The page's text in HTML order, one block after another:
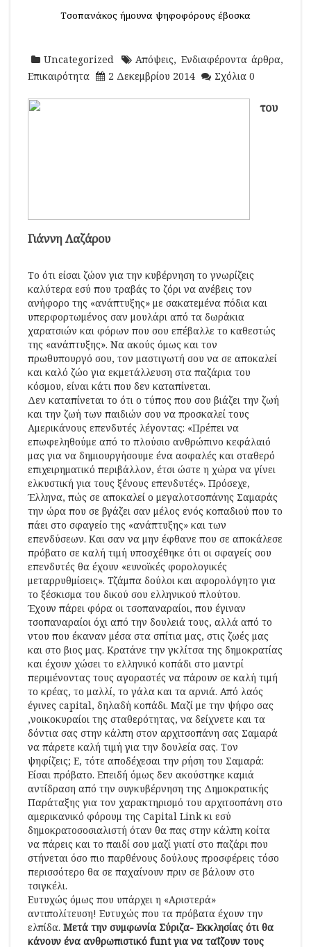
Τσοπανάκος ήμουνα ψηφοφόρους έβοσκα
Uncategorized Απόψεις, Ενδιαφέροντα άρθρα,
Επικαιρότητα
2 Δεκεμβρίου 2014 Σχόλια 0
του
Γιάννη Λαζάρου
Το ότι είσαι ζώον για την κυβέρνηση το γνωρίζεις
καλύτερα εσύ που τραβάς το ζόρι να ανέβεις τον
ανήφορο της «ανάπτυξης» με σακατεμένα πόδια και
υπερφορτωμένος σαν μουλάρι από τα δωράκια
χαρατσιών και φόρων που σου επέβαλλε το καθεστώς
της «ανάπτυξης». Να ακούς όμως και τον
πρωθυπουργό σου, τον μαστιγωτή σου να σε αποκαλεί
και καλό ζώο για εκμετάλλευση στα παζάρια του
κόσμου, είναι κάτι που δεν καταπίνεται.
Δεν καταπίνεται το ότι ο τύπος που σου βιάζει την ζωή
και την ζωή των παιδιών σου να προσκαλεί τους
Αμερικάνους επενδυτές λέγοντας: «Πρέπει να
επωφεληθούμε από το πλούσιο ανθρώπινο κεφάλαιό
μας για να δημιουργήσουμε ένα ασφαλές και σταθερό
επιχειρηματικό περιβάλλον, έτσι ώστε η χώρα να γίνει
ελκυστική για τους ξένους επενδυτές». Πρόσεχε,
Έλληνα, πώς σε αποκαλεί ο μεγαλοτσοπάνης Σαμαράς
την ώρα που σε βγάζει σαν μέλος ενός κοπαδιού που το
πάει στο σφαγείο της «ανάπτυξης» και των
επενδύσεων. Και σαν να μην έφθανε που σε αποκάλεσε
πρόβατο σε καλή τιμή υποσχέθηκε ότι οι σφαγείς σου
επενδυτές θα έχουν «ευνοϊκές φορολογικές
μεταρρυθμίσεις». Τζάμπα δούλοι και αφορολόγητο για
το ξέσκισμα του δικού σου ελληνικού πλούτου.
Έχουν πάρει φόρα οι τσοπαναραίοι, που έγιναν
τσοπαναραίοι όχι από την δουλειά τους, αλλά από το
ντου που έκαναν μέσα στα σπίτια μας, στις ζωές μας
και στο βιος μας. Κρατάνε την γκλίτσα της δημοκρατίας
και έχουν χώσει το ελληνικό κοπάδι στο μαντρί
περιμένοντας τους αγοραστές να πάρουν σε καλή τιμή
το κρέας, το μαλλί, το γάλα και τα αρνιά. Από λαός
έγινες capital, δηλαδή κοπάδι. Μαζί με την ψήφο σας
,νοικοκυραίοι της σταθερότητας, να δείχνετε και τα
δόντια σας στην κάλπη στον αρχιτσοπάνη σας Σαμαρά
να πάρετε καλή τιμή για την δουλεία σας. Τον
ψηφίζεις; Ε, τότε αποδέχεσαι την ρήση του Σαμαρά:
Είσαι πρόβατο. Επειδή όμως δεν ακούστηκε καμιά
αντίδραση από την συγκυβέρνηση της Δημοκρατικής
Παράταξης για τον χαρακτηρισμό του αρχιτσοπάνη στο
αμερικανικό φόρουμ της Capital Link κι εσύ
δημοκρατοσοσιαλιστή όταν θα πας στην κάλπη κοίτα
να πάρεις και το παιδί σου μαζί γιατί στο παζάρι που
στήνεται όσο πιο παρθένους δούλους προσφέρεις τόσο
περισσότερο θα σε παχαίνουν πριν σε βάλουν στο
τσιγκέλι.
Ευτυχώς όμως που υπάρχει η «Αριστερά»
αντιπολίτευση! Ευτυχώς που τα πρόβατα έχουν την
ελπίδα. Μετά την συμφωνία Σύριζα- Εκκλησίας ότι θα
κάνουν ένα ανθρωπιστικό funt για να ταΐζουν τους